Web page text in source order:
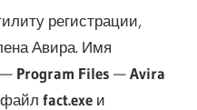
регистрации,
Авира. Имя
Program Files —Avira
файлfact.exe и